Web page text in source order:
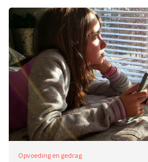
Opvoeding en gedrag